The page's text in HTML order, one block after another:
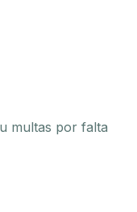
multas por falta